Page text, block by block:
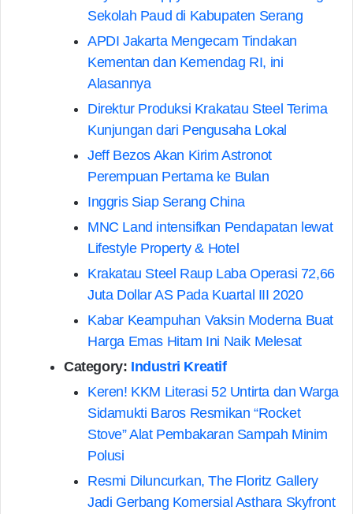
Sekolah Paud di Kabupaten Serang
APDI Jakarta Mengecam Tindakan
Kementan dan Kemendag RI, ini
Alasannya
Direktur Produksi Krakatau Steel Terima
Kunjungan dari Pengusaha Lokal
Jeff Bezos Akan Kirim Astronot
Perempuan Pertama ke Bulan
Inggris Siap Serang China
MNC Land intensifkan Pendapatan lewat
Lifestyle Property & Hotel
Krakatau Steel Raup Laba Operasi 72,66
Juta Dollar AS Pada Kuartal III 2020
Kabar Keampuhan Vaksin Moderna Buat
Harga Emas Hitam Ini Naik Melesat
Category: Industri Kreatif
Keren! KKM Literasi 52 Untirta dan Warga
Sidamukti Baros Resmikan “Rocket
Stove” Alat Pembakaran Sampah Minim
Polusi
Resmi Diluncurkan, The Floritz Gallery
Jadi Gerbang Komersial Asthara Skyfront